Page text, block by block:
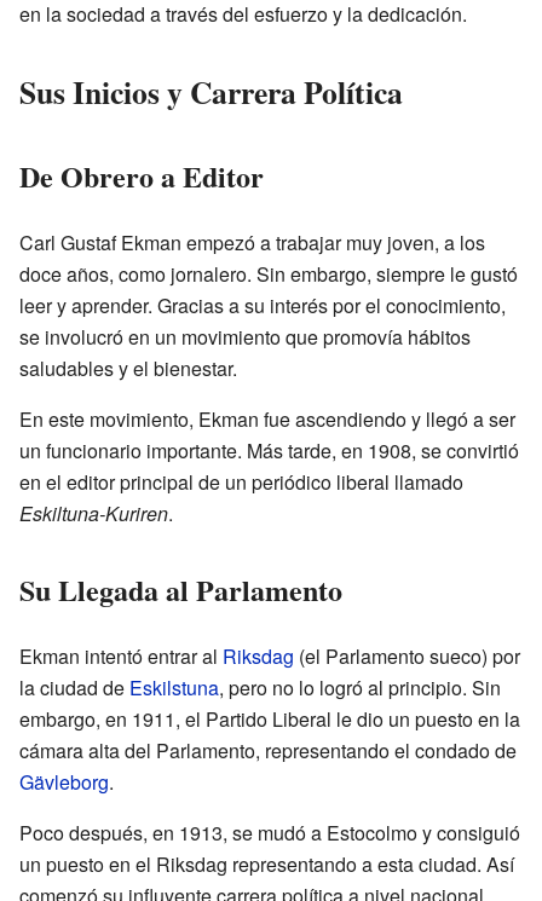
en la sociedad a través del esfuerzo y la dedicación.
Sus Inicios y Carrera Política
De Obrero a Editor
Carl Gustaf Ekman empezó a trabajar muy joven, a los
doce años, como jornalero. Sin embargo, siempre le gustó
leer y aprender. Gracias a su interés por el conocimiento,
se involucró en un movimiento que promovía hábitos
saludables y el bienestar.
En este movimiento, Ekman fue ascendiendo y llegó a ser
un funcionario importante. Más tarde, en 1908, se convirtió
en el editor principal de un periódico liberal llamado
Eskiltuna-Kuriren.
Su Llegada al Parlamento
Ekman intentó entrar al Riksdag (el Parlamento sueco) por
la ciudad de Eskilstuna, pero no lo logró al principio. Sin
embargo, en 1911, el Partido Liberal le dio un puesto en la
cámara alta del Parlamento, representando el condado de
Gävleborg.
Poco después, en 1913, se mudó a Estocolmo y consiguió
un puesto en el Riksdag representando a esta ciudad. Así